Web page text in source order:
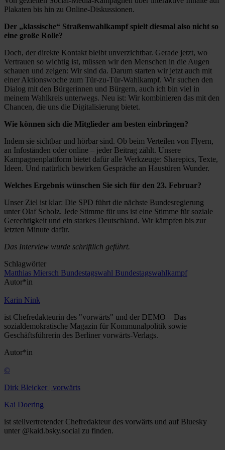
Plakaten bis hin zu Online-Diskussionen.
Der „klassische“ Straßenwahlkampf spielt diesmal also nicht so
eine große Rolle?
Doch, der direkte Kontakt bleibt unverzichtbar. Gerade jetzt, wo
Vertrauen so wichtig ist, müssen wir den Menschen in die Augen
schauen und zeigen: Wir sind da. Darum starten wir jetzt auch mit
einer Aktionswoche zum Tür-zu-Tür-Wahlkampf. Wir suchen den
Dialog mit den Bürgerinnen und Bürgern, auch ich bin viel in
meinem Wahlkreis unterwegs. Neu ist: Wir kombinieren das mit den
Chancen, die uns die Digitalisierung bietet.
Wie können sich die Mitglieder am besten einbringen?
Indem sie sichtbar und hörbar sind. Ob beim Verteilen von Flyern,
an Infoständen oder online – jeder Beitrag zählt. Unsere
Kampagnenplattform bietet dafür alle Werkzeuge: Sharepics, Texte,
Ideen. Und natürlich bewirken Gespräche an Haustüren Wunder.
Welches Ergebnis wünschen Sie sich für den 23. Februar?
Unser Ziel ist klar: Die SPD führt die nächste Bundesregierung
unter Olaf Scholz. Jede Stimme für uns ist eine Stimme für soziale
Gerechtigkeit und ein starkes Deutschland. Wir kämpfen bis zur
letzten Minute dafür.
Das Interview wurde schriftlich geführt.
Schlagwörter
Matthias Miersch Bundestagswahl Bundestagswahlkampf
Autor*in
Karin Nink
ist Chefredakteurin des "vorwärts" und der DEMO – Das
sozialdemokratische Magazin für Kommunalpolitik sowie
Geschäftsführerin des Berliner vorwärts-Verlags.
Autor*in
©
Dirk Bleicker | vorwärts
Kai Doering
ist stellvertretender Chefredakteur des vorwärts und auf Bluesky
unter @kaid.bsky.social zu finden.